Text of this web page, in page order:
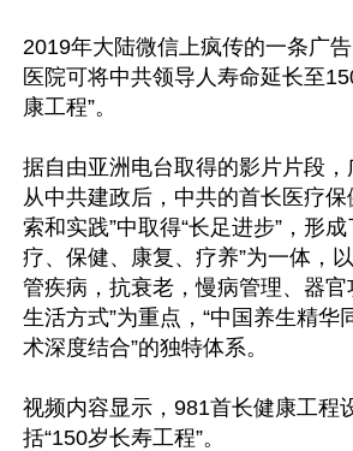
2019年大陆微信上疯传的一条广
医院可将中共领导人寿命延长至
康工程”。
据自由亚洲电台取得的影片片段，
从中共建政后，中共的首长医疗保
索和实践”中取得“长足进步”，形
疗、保健、康复、疗养”为一体，
管疾病，抗衰老，慢病管理、器
生活方式”为重点，“中国养生精华
术深度结合”的独特体系。
视频内容显示，981首长健康工程
括“150岁长寿工程”。